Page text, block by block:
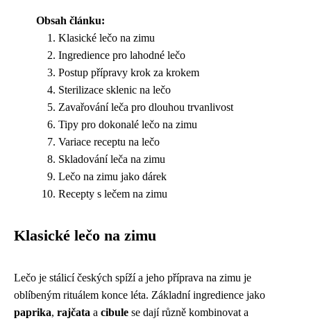
Obsah článku:
Klasické lečo na zimu
Ingredience pro lahodné lečo
Postup přípravy krok za krokem
Sterilizace sklenic na lečo
Zavařování leča pro dlouhou trvanlivost
Tipy pro dokonalé lečo na zimu
Variace receptu na lečo
Skladování leča na zimu
Lečo na zimu jako dárek
Recepty s lečem na zimu
Klasické lečo na zimu
Lečo je stálicí českých spíží a jeho příprava na zimu je
oblíbeným rituálem konce léta. Základní ingredience jako
paprika, rajčata a cibule se dají různě kombinovat a